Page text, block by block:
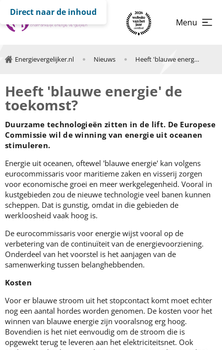
Direct naar de inhoud
Menu
Energievergelijker.nl Nieuws Heeft 'blauwe energie' de toekomst?
Heeft 'blauwe energie' de
toekomst?
Duurzame technologieën zitten in de lift. De Europese
Commissie wil de winning van energie uit oceanen
stimuleren.
Energie uit oceanen, oftewel 'blauwe energie' kan volgens
eurocommissaris voor maritieme zaken en visserij zorgen
voor economische groei en meer werkgelegenheid. Vooral in
kustgebieden zou de nieuwe technologie veel banen kunnen
scheppen. Dat is gunstig, omdat in die gebieden de
werkloosheid vaak hoog is.
De eurocommissaris voor energie wijst vooral op de
verbetering van de continuïteit van de energievoorziening.
Onderdeel van het voorstel is het aanjagen van de
samenwerking tussen belanghebbenden.
Kosten
Voor er blauwe stroom uit het stopcontact komt moet echter
nog een aantal hordes worden genomen. De kosten voor het
winnen van blauwe energie zijn vooralsnog erg hoog.
Bovendien is het niet eenvoudig om de stroom die is
opgewekt terug te leveren aan het elektriciteitsnet. Ook